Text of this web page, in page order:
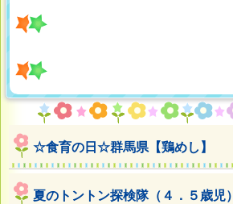
☆食育の日☆群馬県【鶏めし】
夏のトントン探検隊（４．５歳児）